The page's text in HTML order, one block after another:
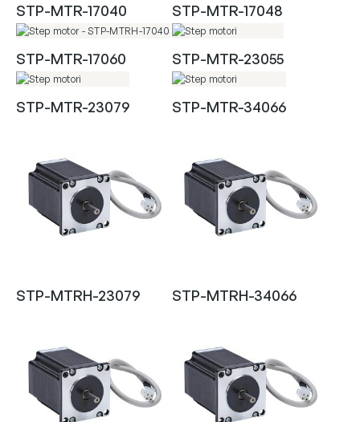
STP-MTR-17040 STP-MTR-17048
STP-MTR-17060 STP-MTR-23055
STP-MTR-23079 STP-MTR-34066
STP-MTRH-23079 STP-MTRH-34066